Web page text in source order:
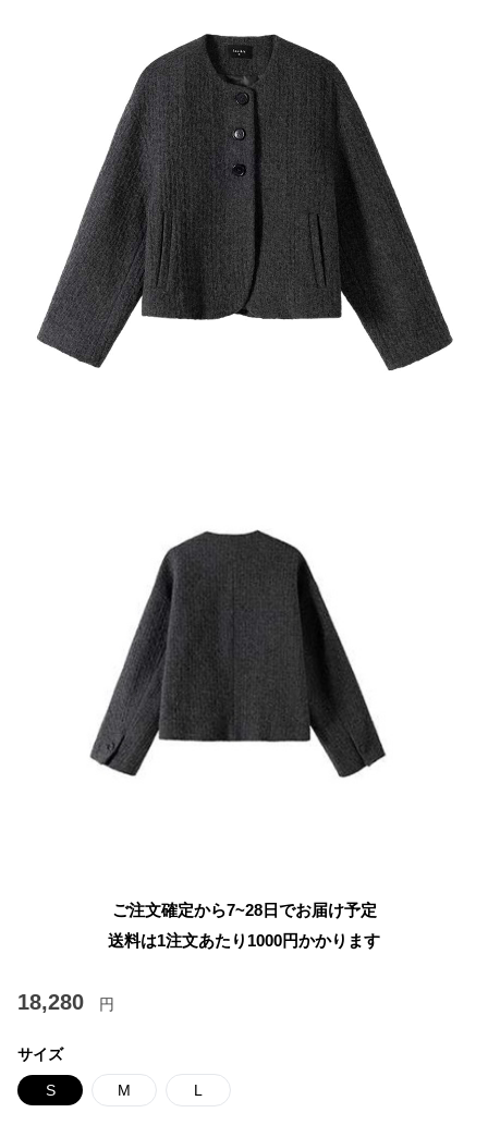
ご注文確定から7~28日でお届け予定
送料は1注文あたり 1000円かかります
18,280 円
サイズ
S M L